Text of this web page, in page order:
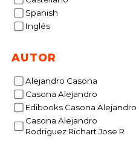
Spanish
Inglés
AUTOR
Alejandro Casona
Casona Alejandro
Edibooks Casona Alejandro
Casona Alejandro
Rodriguez Richart Jose R